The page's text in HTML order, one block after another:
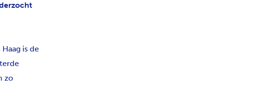
is de
zo